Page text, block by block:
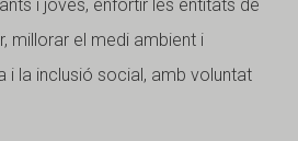
i joves, enfortir les entitats de
millorar el medi ambient i
i la inclusió social, amb voluntat